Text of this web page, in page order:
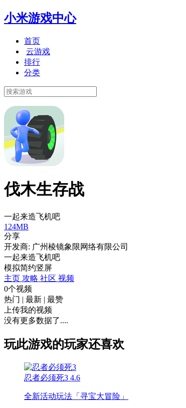
小米游戏中心
首页
云游戏
排行
分类
伐木生存战
一起来造飞机吧
124MB
分享
开发商: 广州棱镜象限网络有限公司
一起来造飞机吧
模拟简约竖屏
主页 攻略 社区 视频
0个视频
热门 | 最新 | 最赞
上传我的视频
没有更多数据了....
玩此游戏的玩家还喜欢
忍者必须死3 4.6
全新活动玩法「寻宝大冒险」